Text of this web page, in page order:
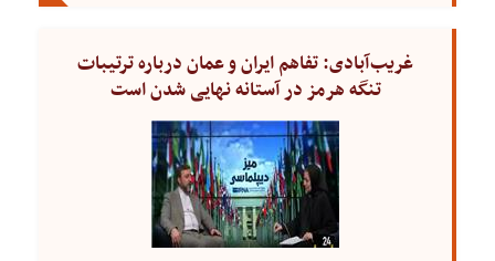
غریب‌آبادی: تفاهم ایران و عمان درباره ترتیبات
تنگه هرمز در آستانه نهایی شدن است